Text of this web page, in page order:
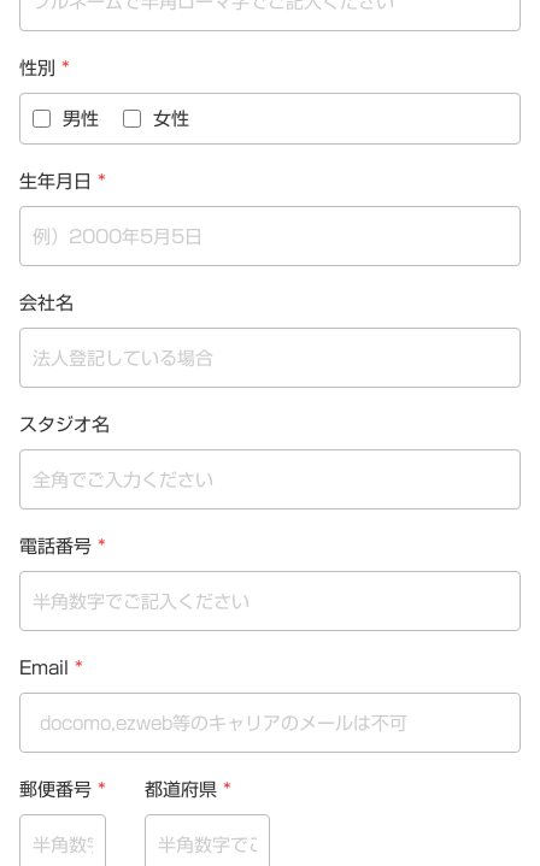
性別 *
男性
女性
生年月日 *
会社名
スタジオ名
電話番号*
Email *
郵便番号* 都道府県*